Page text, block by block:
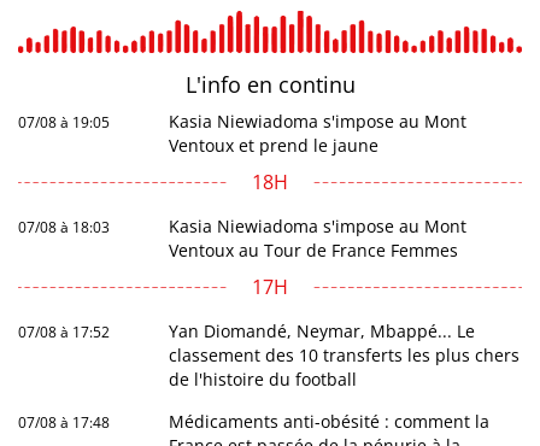
L'info en continu
07/08 à 19:05
Kasia Niewiadoma s'impose au Mont
Ventoux et prend le jaune
18H
07/08 à 18:03
Kasia Niewiadoma s'impose au Mont
Ventoux au Tour de France Femmes
17H
07/08 à 17:52
Yan Diomandé, Neymar, Mbappé... Le
classement des 10 transferts les plus chers
de l'histoire du football
07/08 à 17:48
Médicaments anti-obésité : comment la